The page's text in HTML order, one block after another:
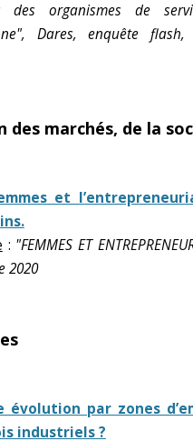
des organismes de
Dares, enquête flash,
des marchés, de la
et
: "FEMMES ET
2020
évolution par zones
industriels ?